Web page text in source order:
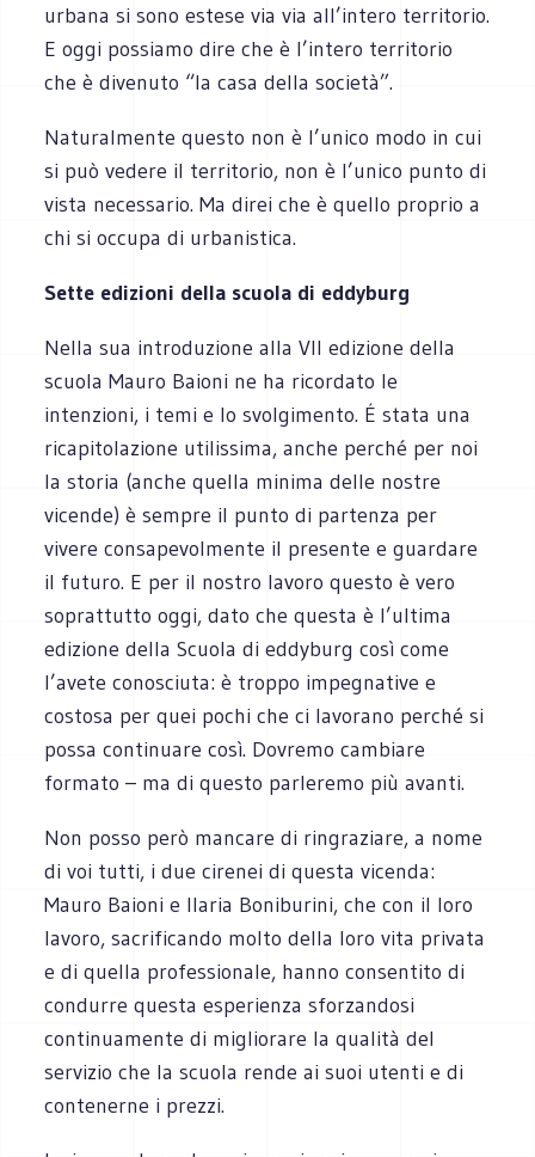
urbana si sono estese via via all’intero territorio.
E oggi possiamo dire che è l’intero territorio
che è divenuto “la casa della società”.
Naturalmente questo non è l’unico modo in cui
si può vedere il territorio, non è l’unico punto di
vista necessario. Ma direi che è quello proprio a
chi si occupa di urbanistica.
Sette edizioni della scuola di eddyburg
Nella sua introduzione alla VII edizione della
scuola Mauro Baioni ne ha ricordato le
intenzioni, i temi e lo svolgimento. É stata una
ricapitolazione utilissima, anche perché per noi
la storia (anche quella minima delle nostre
vicende) è sempre il punto di partenza per
vivere consapevolmente il presente e guardare
il futuro. E per il nostro lavoro questo è vero
soprattutto oggi, dato che questa è l’ultima
edizione della Scuola di eddyburg così come
l’avete conosciuta: è troppo impegnative e
costosa per quei pochi che ci lavorano perché si
possa continuare così. Dovremo cambiare
formato – ma di questo parleremo più avanti.
Non posso però mancare di ringraziare, a nome
di voi tutti, i due cirenei di questa vicenda:
Mauro Baioni e Ilaria Boniburini, che con il loro
lavoro, sacrificando molto della loro vita privata
e di quella professionale, hanno consentito di
condurre questa esperienza sforzandosi
continuamente di migliorare la qualità del
servizio che la scuola rende ai suoi utenti e di
contenerne i prezzi.